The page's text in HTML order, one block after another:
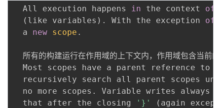
  All execution happens
in the context of
( like variables ) . With the exception of
  a
new scope .
所有的构建运行在作用域的上下文内，作用域包含当前
Most scopes have a parent reference to
recursively search all parent scopes
  no more scopes
.
Variable writes always
  that after the closing
'}' ( again